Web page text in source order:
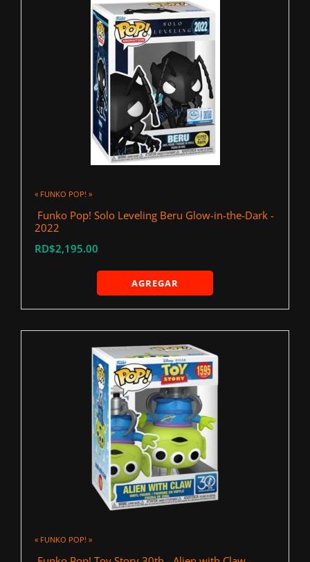
« FUNKO POP! »
‍ Funko Pop! Solo Leveling Beru Glow-in-the-Dark -
2022
RD$2,195.00
AGREGAR
« FUNKO POP! »